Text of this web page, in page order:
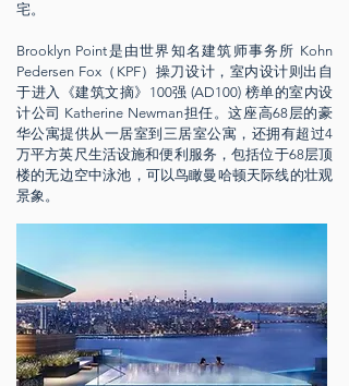
宅。
Brooklyn Point是由世界知名建筑师事务所 Kohn
Pedersen Fox（KPF）操刀设计，室内设计则出自
于进入《建筑文摘》100强 (AD100) 榜单的室内设
计公司 Katherine Newman担任。这座高68层的豪
华公寓提供从一居室到三居室公寓，还拥有超过4
万平方英尺生活设施和便利服务，包括位于68层顶
楼的无边空中泳池，可以鸟瞰曼哈顿天际线的壮观
景象。